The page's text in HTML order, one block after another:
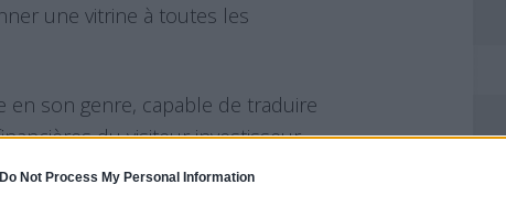
Do Not Process My Personal Information
une vitrine à toutes les
en son genre, capable de traduire
du visiteur investisseur,
dans sa trésorerie, ce sont de
que chacun peut découvrir.